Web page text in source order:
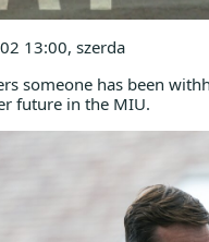
13:00, szerda
someone has been
future in the MIU.